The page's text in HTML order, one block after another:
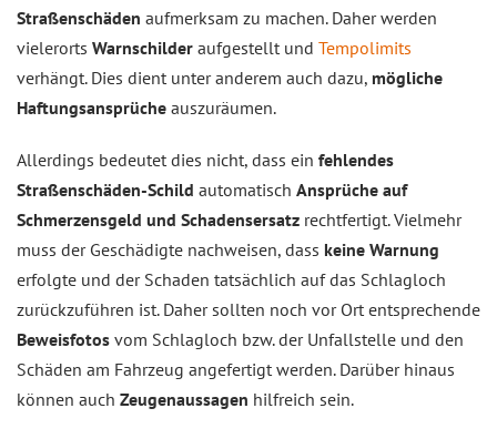
Straßenschäden aufmerksam zu machen. Daher werden
vielerorts Warnschilder aufgestellt und Tempolimits
verhängt. Dies dient unter anderem auch dazu, mögliche
Haftungsansprüche auszuräumen.
Allerdings bedeutet dies nicht, dass ein fehlendes
Straßenschäden-Schild automatisch Ansprüche auf
Schmerzensgeld und Schadensersatz rechtfertigt. Vielmehr
muss der Geschädigte nachweisen, dass keine Warnung
erfolgte und der Schaden tatsächlich auf das Schlagloch
zurückzuführen ist. Daher sollten noch vor Ort entsprechende
Beweisfotos vom Schlagloch bzw. der Unfallstelle und den
Schäden am Fahrzeug angefertigt werden. Darüber hinaus
können auch Zeugenaussagen hilfreich sein.